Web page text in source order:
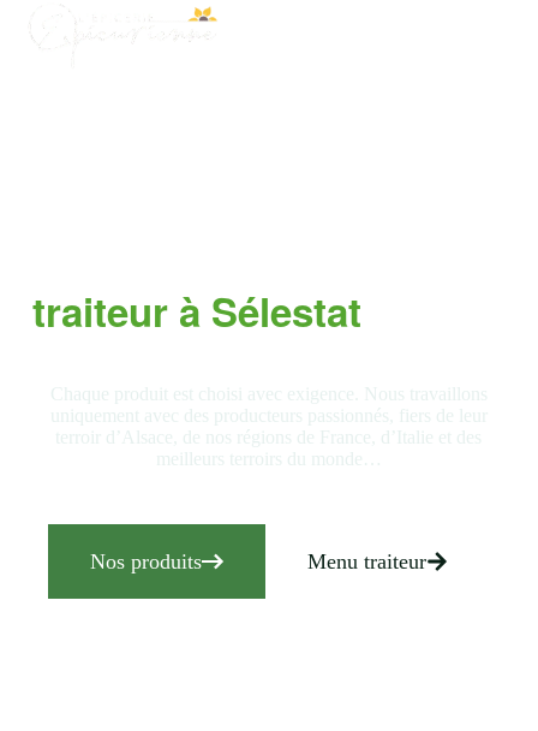
dédiée au goût
Chaque produit est choisi avec exigence. Nous travaillons
uniquement avec des producteurs passionnés, fiers de leur
terroir d’Alsace, de nos régions de France, d’Italie et des
meilleurs terroirs du monde…
Nos produits Menu traiteur